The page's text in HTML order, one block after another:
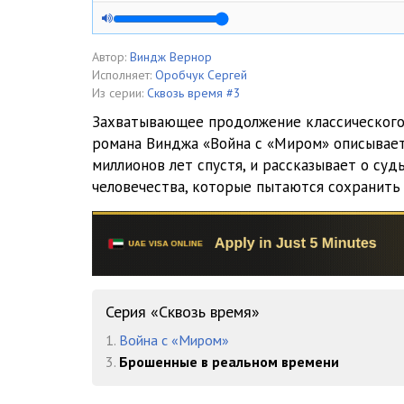
03_05
03_06
03_07
03_08
03_09
03_11
03_13
03_14
Автор: Виндж Вернор
Исполняет: Оробчук Сергей
Из серии: Сквозь время #3
Захватывающее продолжение
романа Винджа «Война с «Миром»
миллионов лет спустя, и рассказывает о
человечества, которые пытаются сохранить
Серия «Сквозь время»
1. Война с «Миром»
3. Брошенные в реальном времени